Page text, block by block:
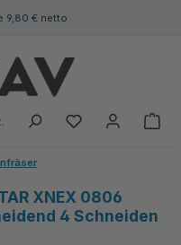
9,80 € netto
XNEX 0806
4 Schneiden